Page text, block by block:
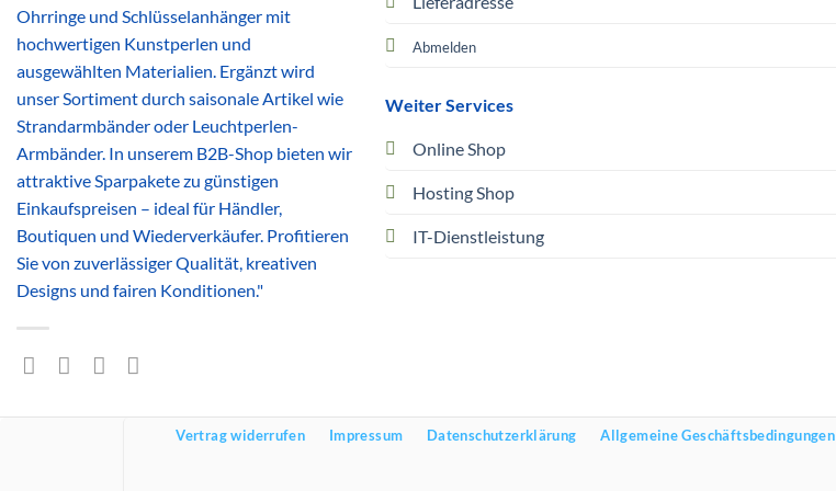
Ohrringe und Schlüsselanhänger mit
hochwertigen Kunstperlen und
ausgewählten Materialien. Ergänzt wird
unser Sortiment durch saisonale Artikel wie
Strandarmbänder oder Leuchtperlen-
Armbänder. In unserem B2B-Shop bieten wir
attraktive Sparpakete zu günstigen
Einkaufspreisen – ideal für Händler,
Boutiquen und Wiederverkäufer. Profitieren
Sie von zuverlässiger Qualität, kreativen
Designs und fairen Konditionen."
Abmelden
Weiter Services
Online Shop
Hosting Shop
IT-Dienstleistung
Vertrag widerrufen Impressum Datenschutzerklärung Allgemeine Geschäftsbedingungen